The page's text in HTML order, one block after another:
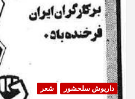
داریوش سلحشور شعر